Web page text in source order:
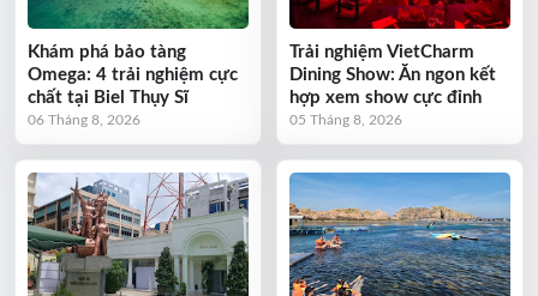
Khám phá bảo tàng
Omega: 4 trải nghiệm cực
chất tại Biel Thụy Sĩ
06 Tháng 8, 2026
Trải nghiệm VietCharm
Dining Show: Ăn ngon kết
hợp xem show cực đỉnh
05 Tháng 8, 2026